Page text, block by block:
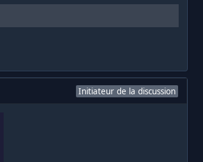
Initiateur de la discussion